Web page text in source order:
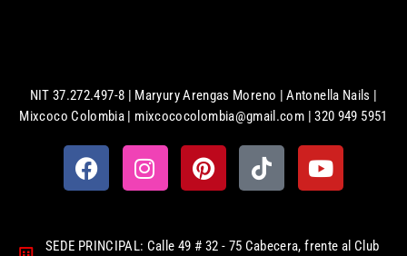
NIT 37.272.497-8 | Maryury Arengas Moreno | Antonella Nails |
Mixcoco Colombia | mixcococolombia@gmail.com | 320 949 5951
SEDE PRINCIPAL: Calle 49 # 32 - 75 Cabecera, frente al Club